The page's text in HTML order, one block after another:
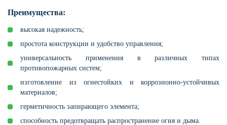
Преимущества:
высокая надежность;
простота конструкции и удобство управления;
универсальность применения в различных типах
противопожарных систем;
изготовление из огнестойких и коррозионно-устойчивых
материалов;
герметичность запирающего элемента;
способность предотвращать распространение огня и дыма.